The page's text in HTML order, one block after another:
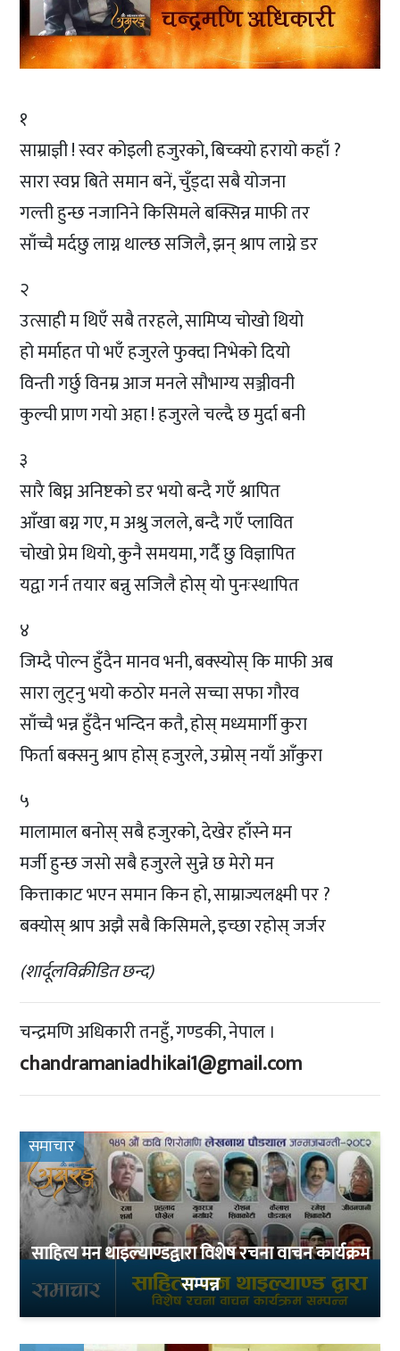
१
साम्राज्ञी ! स्वर कोइली हजुरको, बिच्क्यो हरायो कहाँ ?
सारा स्वप्न बिते समान बनें, चुँड्दा सबै योजना
गल्ती हुन्छ नजानिने किसिमले बक्सिन्न माफी तर
साँच्चै मर्दछु लाग्न थाल्छ सजिलै, झन् श्राप लाग्ने डर
२
उत्साही म थिएँ सबै तरहले, सामिप्य चोखो थियो
हो मर्माहत पो भएँ हजुरले फुक्दा निभेको दियो
विन्ती गर्छु विनम्र आज मनले सौभाग्य सञ्जीवनी
कुल्ची प्राण गयो अहा ! हजुरले चल्दै छ मुर्दा बनी
३
सारै बिघ्न अनिष्टको डर भयो बन्दै गएँ श्रापित
आँखा बग्न गए, म अश्रु जलले, बन्दै गएँ प्लावित
चोखो प्रेम थियो, कुनै समयमा, गर्दै छु विज्ञापित
यद्वा गर्न तयार बन्नु सजिलै होस् यो पुनःस्थापित
४
जिम्दै पोल्न हुँदैन मानव भनी, बक्स्योस् कि माफी अब
सारा लुट्नु भयो कठोर मनले सच्चा सफा गौरव
साँच्चै भन्न हुँदैन भन्दिन कतै, होस् मध्यमार्गी कुरा
फिर्ता बक्सनु श्राप होस् हजुरले, उम्रोस् नयाँ आँकुरा
५
मालामाल बनोस् सबै हजुरको, देखेर हाँस्ने मन
मर्जी हुन्छ जसो सबै हजुरले सुन्ने छ मेरो मन
कित्ताकाट भएन समान किन हो, साम्राज्यलक्ष्मी पर ?
बक्योस् श्राप अझै सबै किसिमले, इच्छा रहोस् जर्जर
(शार्दूलविक्रीडित छन्द)
चन्द्रमणि अधिकारी तनहुँ, गण्डकी, नेपाल ।
chandramaniadhikai1@gmail.com
समाचार
साहित्य मन थाइल्याण्डद्वारा विशेष रचना वाचन कार्यक्रम
सम्पन्न